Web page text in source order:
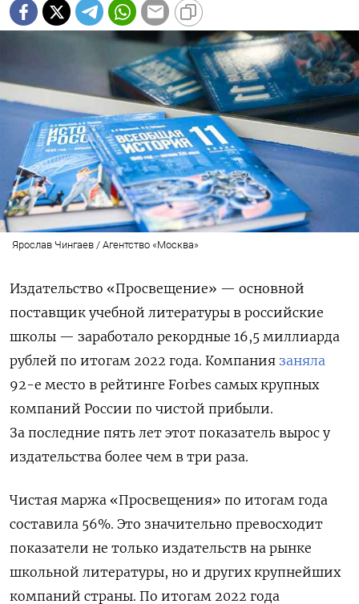
Ярослав Чингаев / Агентство «Москва»
Издательство «Просвещение» — основной
поставщик учебной литературы в российские
школы — заработало рекордные 16,5 миллиарда
рублей по итогам 2022 года. Компания заняла
92-е место в рейтинге Forbes самых крупных
компаний России по чистой прибыли.
За последние пять лет этот показатель вырос у
издательства более чем в три раза.
Чистая маржа «Просвещения» по итогам года
составила 56%. Это значительно превосходит
показатели не только издательств на рынке
школьной литературы, но и других крупнейших
компаний страны. По итогам 2022 года